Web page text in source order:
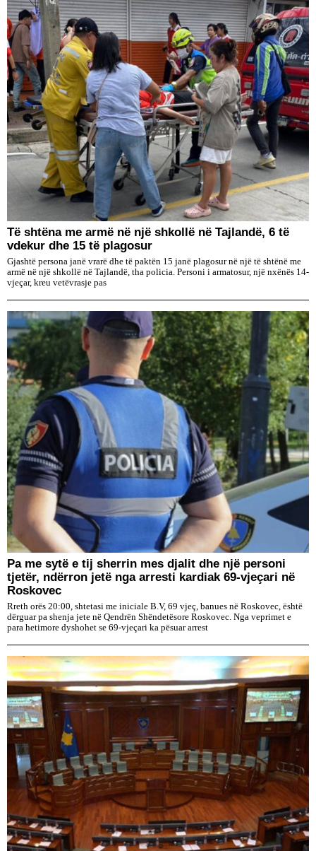
Të shtëna me armë në një shkollë në Tajlandë, 6 të
vdekur dhe 15 të plagosur
Gjashtë persona janë vrarë dhe të paktën 15 janë plagosur në një të shtënë me
armë në një shkollë në Tajlandë, tha policia. Personi i armatosur, një nxënës 14-
vjeçar, kreu vetëvrasje pas
Pa me sytë e tij sherrin mes djalit dhe një personi
tjetër, ndërron jetë nga arresti kardiak 69-vjeçari në
Roskovec
Rreth orës 20:00, shtetasi me iniciale B.V, 69 vjeç, banues në Roskovec, është
dërguar pa shenja jete në Qendrën Shëndetësore Roskovec. Nga veprimet e
para hetimore dyshohet se 69-vjeçari ka pësuar arrest